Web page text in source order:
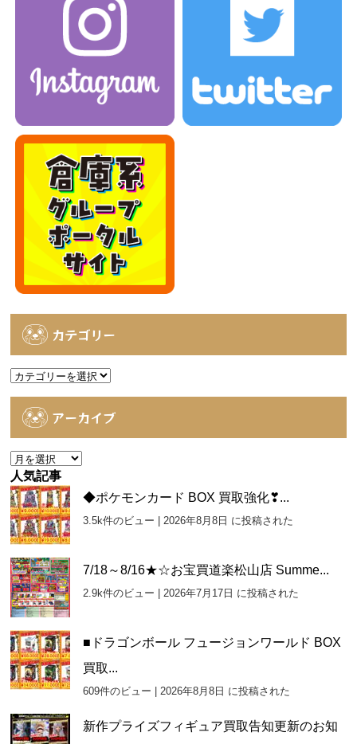
カテゴリー
カ
アーカイブ
ア
ー
カ
イ
ブ
人気記事
◆ポケモンカード BOX 買取強化❣...
3.5k件のビュー |2026年8月8日 に投稿された
7/18～8/16★☆お宝買道楽松山店 Summe...
2.9k件のビュー |2026年7月17日 に投稿された
■ドラゴンボール フュージョンワールド BOX
買取...
609件のビュー |2026年8月8日 に投稿された
新作プライズフィギュア買取告知更新のお知